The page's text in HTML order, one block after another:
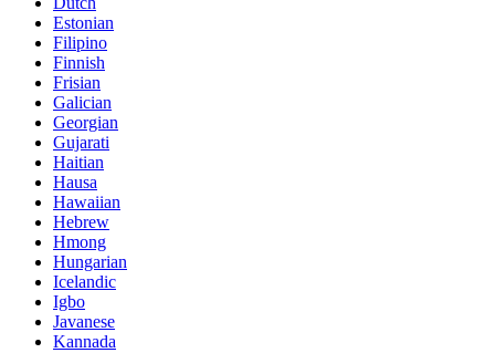
Estonian
Filipino
Finnish
Frisian
Galician
Georgian
Gujarati
Haitian
Hausa
Hawaiian
Hebrew
Hmong
Hungarian
Icelandic
Igbo
Javanese
Kannada